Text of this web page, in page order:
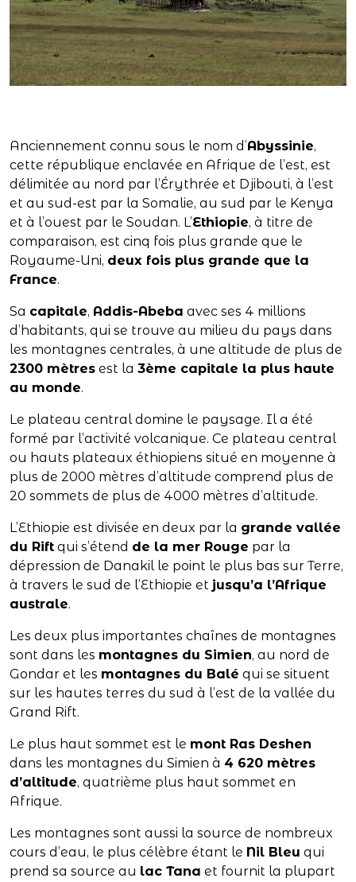
Anciennement connu sous le nom d’Abyssinie,
cette république enclavée en Afrique de l’est, est
délimitée au nord par l’Érythrée et Djibouti, à l’est
et au sud-est par la Somalie, au sud par le Kenya
et à l’ouest par le Soudan. L’Ethiopie, à titre de
comparaison, est cinq fois plus grande que le
Royaume-Uni, deux fois plus grande que la
France.
Sa capitale, Addis-Abeba avec ses 4 millions
d’habitants, qui se trouve au milieu du pays dans
les montagnes centrales, à une altitude de plus de
2300 mètres est la 3ème capitale la plus haute
au monde.
Le plateau central domine le paysage. Il a été
formé par l’activité volcanique. Ce plateau central
ou hauts plateaux éthiopiens situé en moyenne à
plus de 2000 mètres d’altitude comprend plus de
20 sommets de plus de 4000 mètres d’altitude.
L’Ethiopie est divisée en deux par la grande vallée
du Rift qui s’étend de la mer Rouge par la
dépression de Danakil le point le plus bas sur Terre,
à travers le sud de l’Ethiopie et jusqu’a l’Afrique
australe.
Les deux plus importantes chaînes de montagnes
sont dans les montagnes du Simien, au nord de
Gondar et les montagnes du Balé qui se situent
sur les hautes terres du sud à l’est de la vallée du
Grand Rift.
Le plus haut sommet est le mont Ras Deshen
dans les montagnes du Simien à 4 620 mètres
d’altitude, quatrième plus haut sommet en
Afrique.
Les montagnes sont aussi la source de nombreux
cours d’eau, le plus célèbre étant le Nil Bleu qui
prend sa source au lac Tana et fournit la plupart